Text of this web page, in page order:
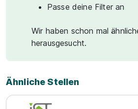
Passe deine Filter an
Wir haben schon mal
herausgesucht.
Ähnliche Stellen